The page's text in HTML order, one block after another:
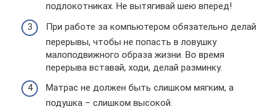
подлокотниках. Не вытягивай шею вперед!
При работе за компьютером обязательно делай
перерывы, чтобы не попасть в ловушку
малоподвижного образа жизни. Во время
перерыва вставай, ходи, делай разминку.
Матрас не должен быть слишком мягким, а
подушка – слишком высокой.